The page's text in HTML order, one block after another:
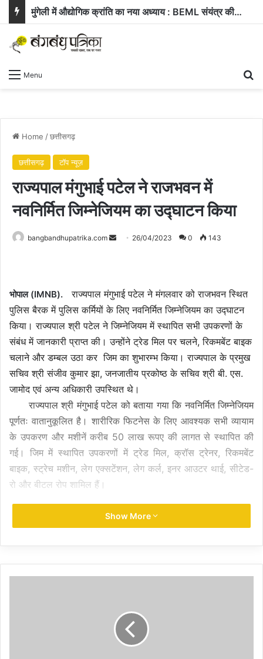
मुंगेली में औद्योगिक क्रांति का नया अध्याय : BEML संयंत्र की स्थापना को राज्य कैबिनेट की हरी झंडी
Menu
Home /छत्तीसगढ़
छत्तीसगढ़ टॉप न्यूज़
राज्यपाल मंगुभाई पटेल ने राजभवन में
नवनिर्मित जिम्नेजियम का उद्घाटन किया
bangbandhupatrika.com
Send 26/04/2023 0 143
भोपाल (IMNB).
राज्यपाल मंगुभाई पटेल ने मंगलवार को राजभवन स्थित
पुलिस बैरक में पुलिस कर्मियों के लिए नवनिर्मित जिम्नेजियम का उद्घाटन
किया। राज्यपाल श्री पटेल ने जिम्नेजियम में स्थापित सभी उपकरणों के
संबंध में जानकारी प्राप्त की। उन्होंने ट्रेड मिल पर चलने, रिकमबेंट बाइक
चलाने और डम्बल उठा कर जिम का शुभारम्भ किया। राज्यपाल के प्रमुख
सचिव श्री संजीव कुमार झा, जनजातीय प्रकोष्ठ के सचिव श्री बी. एस.
जामोद एवं अन्य अधिकारी उपस्थित थे।
राज्यपाल श्री मंगुभाई पटेल को बताया गया कि नवनिर्मित जिम्नेजियम
पूर्णतः वातानुकूलित है। शारीरिक फिटनेस के लिए आवश्यक सभी व्यायाम
के उपकरण और मशीनें करीब 50 लाख रूपए की लागत से स्थापित की
गई। जिम में स्थापित उपकरणों में ट्रेड मिल, क्रॉस ट्रेनर, रिकमबेंट
बाइक, स्ट्रेच मशीन, लेग एक्सटेंशन, लेग कर्ल, इनर आउटर थाई, सीटेड-
रो और बीटल रोप शामिल हैं।
राज्यपाल मंगुभाई पटेल ने अधिकारियों को सम्मानित किया
Show More